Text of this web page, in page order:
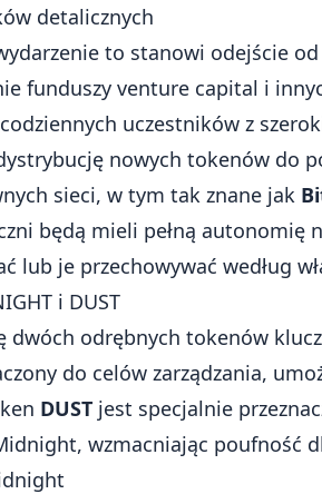
detalicznych
to stanowi odejście
funduszy venture capital i
uczestników z
nowych tokenów do
sieci, w tym tak znane jak
będą mieli pełną autonomię
lub je przechowywać według
i DUST
dwóch odrębnych tokenów
do celów zarządzania,
DUST jest specjalnie
wzmacniając poufność